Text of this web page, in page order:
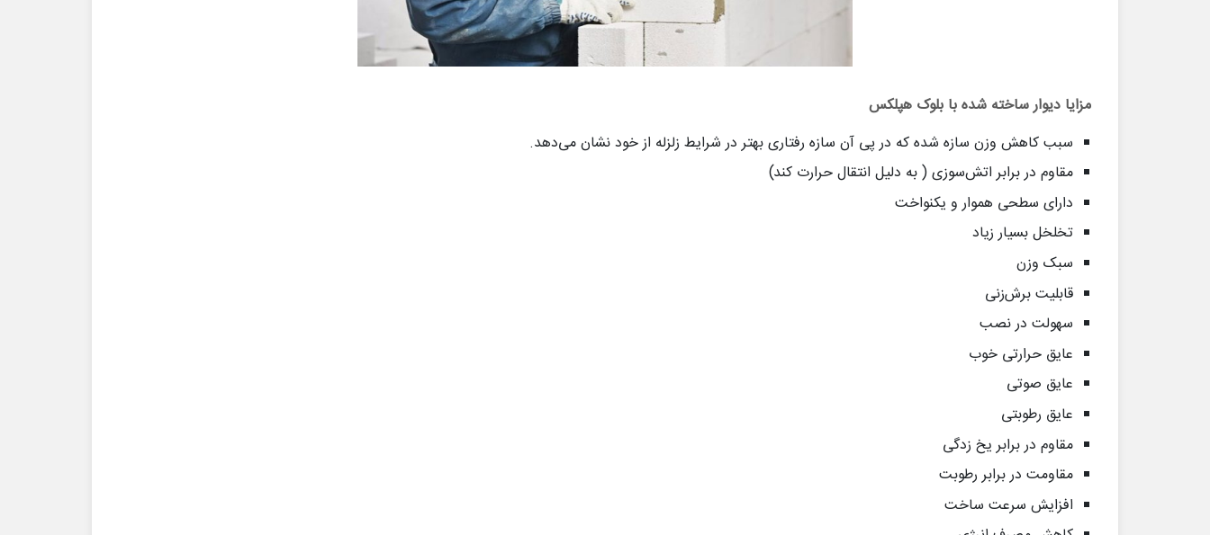
مزایا دیوار ساخته شده با بلوک هپلکس
سبب کاهش وزن سازه شده که در پی آن سازه رفتاری بهتر در شرایط زلزله از خود نشان می‌دهد.
مقاوم در برابر اتش‌سوزی ( به دلیل انتقال حرارت کند)
دارای سطحی هموار و یکنواخت
تخلخل بسیار زیاد
سبک وزن
قابلیت برش‌زنی
سهولت در نصب
عایق حرارتی خوب
عایق صوتی
عایق رطوبتی
مقاوم در برابر یخ زدگی
مقاومت در برابر رطوبت
افزایش سرعت ساخت